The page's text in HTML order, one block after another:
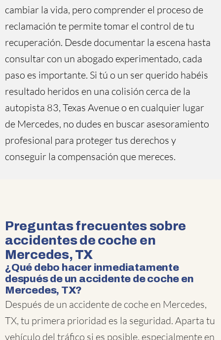
cambiar la vida, pero comprender el proceso de
reclamación te permite tomar el control de tu
recuperación. Desde documentar la escena hasta
consultar con un abogado experimentado, cada
paso es importante. Si tú o un ser querido habéis
resultado heridos en una colisión cerca de la
autopista 83, Texas Avenue o en cualquier lugar
de Mercedes, no dudes en buscar asesoramiento
profesional para proteger tus derechos y
conseguir la compensación que mereces.
Preguntas frecuentes sobre
accidentes de coche en
Mercedes, TX
¿Qué debo hacer inmediatamente
después de un accidente de coche en
Mercedes, TX?
Después de un accidente de coche en Mercedes,
TX, tu primera prioridad es la seguridad. Aparta tu
vehículo del tráfico si es posible, especialmente en